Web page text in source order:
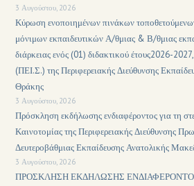
3 Αυγούστου, 2026
Κύρωση ενοποιημένων πινάκων
μόνιμων εκπαιδευτικών Α/θμιας & Β/θμιας
διάρκειας ενός (01) διδακτικού έτους2026-
(ΠΕΙ.Σ.) της Περιφερειακής Διεύθυνσης
Θράκης
3 Αυγούστου, 2026
Πρόσκληση εκδήλωσης ενδιαφέροντος για τη
Καινοτομίας της Περιφερειακής Διεύθυνσης
Δευτεροβάθμιας Εκπαίδευσης Ανατολικής
3 Αυγούστου, 2026
ΠΡΟΣΚΛΗΣΗ ΕΚΔΗΛΩΣΗΣ